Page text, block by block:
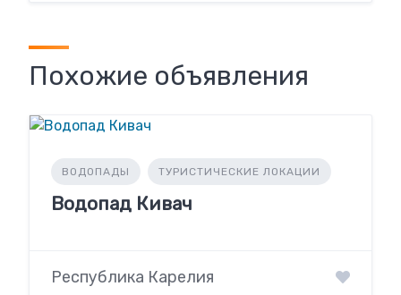
Похожие объявления
ВОДОПАДЫ ТУРИСТИЧЕСКИЕ ЛОКАЦИИ
Водопад Кивач
Республика Карелия